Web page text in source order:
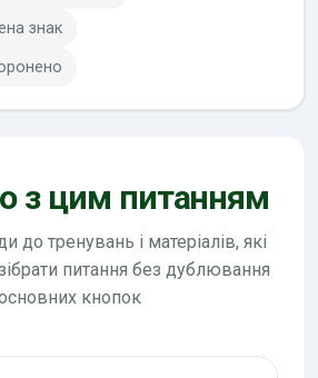
знак
з цим питанням
до тренувань і матеріалів, які
питання без дублювання
кнопок